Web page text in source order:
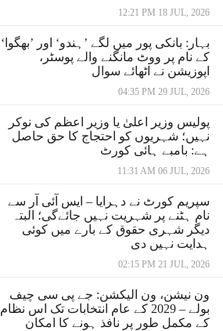
12:21 PM 18 JUL, 2026
بہار: بانکی پور میں لگے ’ہندو‘ اور ’بھگوا‘
کے نام پر ووٹ مانگنے والے پوسٹر،
اپوزیشن نے اٹھائے سوال
04:35 PM 29 JUL, 2026
پولیس وزیر اعلیٰ یا وزیر اعظم کی نوکر
نہیں؛ شہریوں کو احتجاج کا حق حاصل
ہے: بامبے ہائی کورٹ
11:31 AM 06 JUL, 2026
سپریم کورٹ نے دہرایا – ایس آئی آر سے
نام ہٹنے پر شہریت نہیں جائےگی؛ البتہ
دیگر شہری حقوق کے بارے میں کوئی
ہدایت نہیں دی
02:15 PM 21 JUL, 2026
ون نیشن، ون الیکشن: جے پی سی چیف
بولے – 2029 کے عام انتخابات تک اس نظام
کے مکمل طور پر نافذ ہونے کا امکان